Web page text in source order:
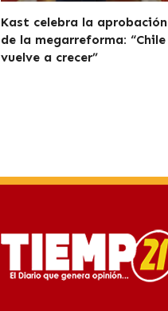
Kast celebra la aprobación
de la megarreforma: “Chile
vuelve a crecer”